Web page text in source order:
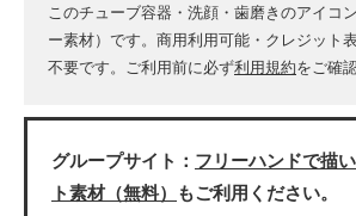
このチューブ容器・洗顔・歯磨きのアイコ
ー素材）です。商用利用可能・クレジット
不要です。ご利用前に必ず利用規約をご確
グループサイト： フリーハンドで描
ト素材（無料）
もご利用ください。